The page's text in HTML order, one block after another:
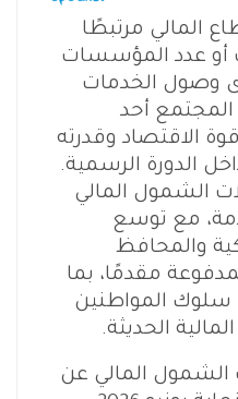
المالي مرتبطًا
أو عدد المؤسسات
وصول الخدمات
المجتمع أحد
الاقتصاد وقدرته
الدورة الرسمية.
الشمول المالي
مع توسع
والمحافظ
مقدمًا، بما
سلوك المواطنين
الحديثة.
المالي عن